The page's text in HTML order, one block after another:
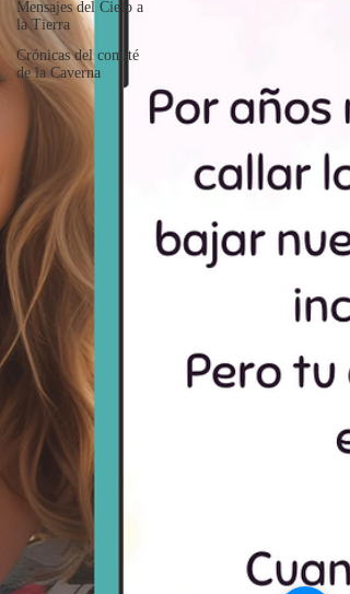
Mensajes del Cielo a
la Tierra
Crónicas del comité
de la Caverna